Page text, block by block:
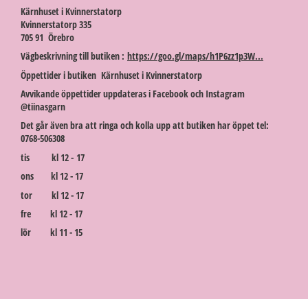
Kärnhuset i Kvinnerstatorp
Kvinnerstatorp 335
705 91 Örebro
Vägbeskrivning till butiken : https://goo.gl/maps/h1P6zz1p3W...
Öppettider i butiken Kärnhuset i Kvinnerstatorp
Avvikande öppettider uppdateras i Facebook och Instagram
@tiinasgarn
Det går även bra att ringa och kolla upp att butiken har öppet tel:
0768-506308
tis kl 12 - 17
ons kl 12 - 17
tor kl 12 - 17
fre kl 12 - 17
lör kl 11 - 15